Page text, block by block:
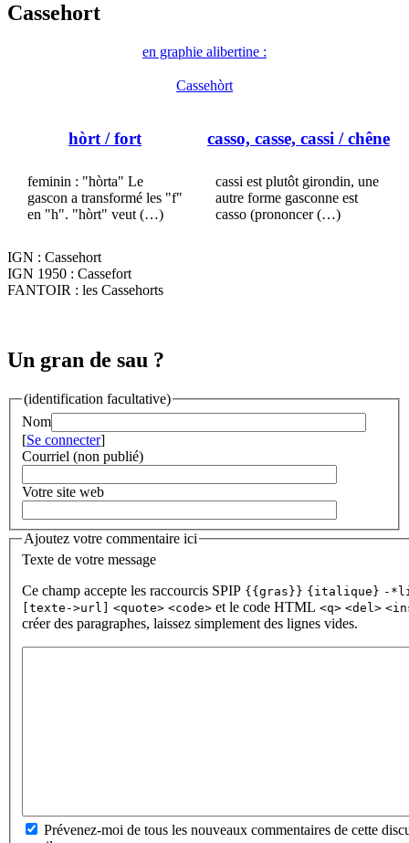
Cassehort
en graphie alibertine :
Cassehòrt
hòrt / fort
feminin : "hòrta" Le
gascon a transformé les "f"
en "h". "hòrt" veut (…)
casso, casse, cassi / chêne
cassi est plutôt girondin, une
autre forme gasconne est
casso (prononcer (…)
IGN : Cassehort
IGN 1950 : Cassefort
FANTOIR : les Cassehorts
Un gran de sau ?
(identification facultative)
Nom
[Se connecter]
Courriel (non publié)
Votre site web
Ajoutez votre commentaire ici
Texte de votre message
Ce champ accepte les raccourcis SPIP {{gras}} {italique} -
[texte->url]
<quote> <code> et le code HTML <q> <del>
créer des paragraphes, laissez simplement des lignes vides.
Prévenez-moi de tous les nouveaux commentaires de cette